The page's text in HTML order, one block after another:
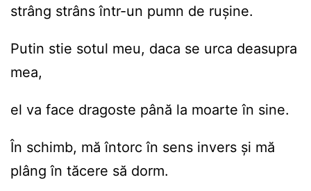
strâng strâns într-un pumn de rușine.
Putin stie sotul meu, daca se urca deasupra
mea,
el va face dragoste până la moarte în sine.
În schimb, mă întorc în sens invers și mă
plâng în tăcere să dorm.